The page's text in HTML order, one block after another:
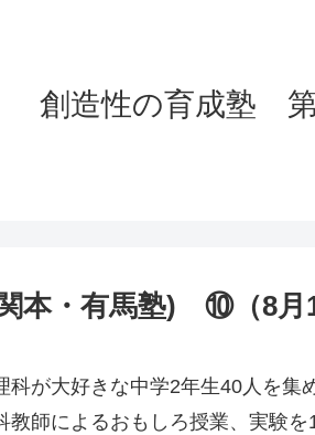
創造性の育成塾
本・有馬塾) ⑩（8月
が大好きな中学2年生40人を集
教師によるおもしろ授業、実験